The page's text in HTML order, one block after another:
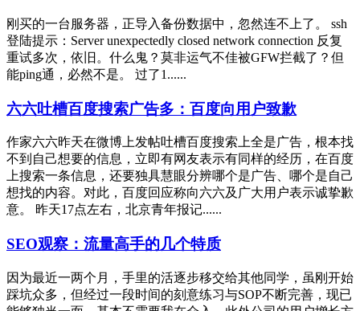
刚买的一台服务器，正导入备份数据中，忽然连不上了。 ssh
登陆提示：Server unexpectedly closed network connection 反复
重试多次，依旧。什么鬼？莫非运气不佳被GFW拦截了？但
能ping通，必然不是。 过了1......
六六吐槽百度搜索广告多：百度向用户致歉
作家六六昨天在微博上发帖吐槽百度搜索上全是广告，根本找
不到自己想要的信息，立即有网友表示有同样的经历，在百度
上搜索一条信息，还要独具慧眼分辨哪个是广告、哪个是自己
想找的内容。对此，百度回应称向六六及广大用户表示诚挚歉
意。 昨天17点左右，北京青年报记......
SEO观察：流量高手的几个特质
因为最近一两个月，手里的活逐步移交给其他同学，虽刚开始
踩坑众多，但经过一段时间的刻意练习与SOP不断完善，现已